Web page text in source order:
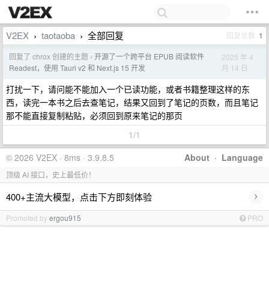
V2EX › taotaoba › 全部回复 回复总数 1
回复了 chrox 创建的主题 › 开源了一个跨平台 EPUB 阅读软件
Readest，使用 Tauri v2 和 Next.js 15 开发
2025 年 4
月 14 日
打扰一下，请问能不能加入一个已读功能，或者书籍整理这样的东
西，读完一本书之后去查笔记，结果又回到了笔记的页数，而且笔记
那不能直接复制粘贴，必须回到原来笔记的那页
1/1
About · Language
© 2026 V2EX · 8ms · 3.9.8.5
顶级 AI 接口，史上最低价！
400+主流大模型，点击下方即刻体验 ›
Promoted byergou915 PRO